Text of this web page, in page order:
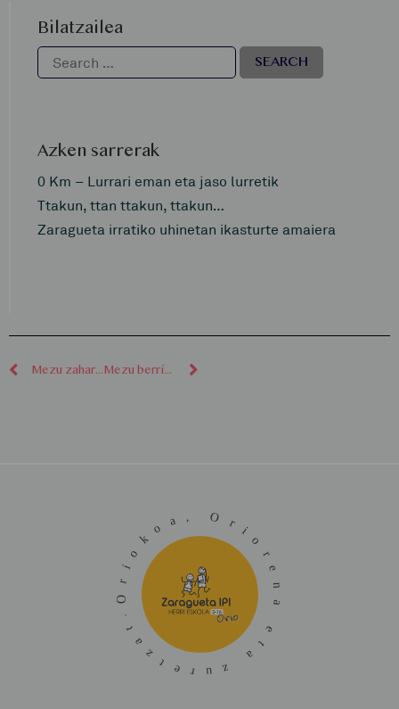
Bilatzailea
Azken sarrerak
0 Km – Lurrari eman eta jaso lurretik
Ttakun, ttan ttakun, ttakun…
Zaragueta irratiko uhinetan ikasturte amaiera
Mezu zaharragoak Mezu berriagoak